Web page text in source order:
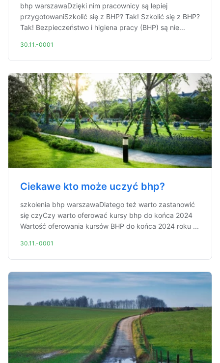
bhp warszawaDzięki nim pracownicy są lepiej
przygotowaniSzkolić się z BHP? Tak! Szkolić się z BHP?
Tak! Bezpieczeństwo i higiena pracy (BHP) są nie...
30.11.-0001
Ciekawe kto może uczyć bhp?
szkolenia bhp warszawaDlatego też warto zastanowić
się czyCzy warto oferować kursy bhp do końca 2024
Wartość oferowania kursów BHP do końca 2024 roku ...
30.11.-0001